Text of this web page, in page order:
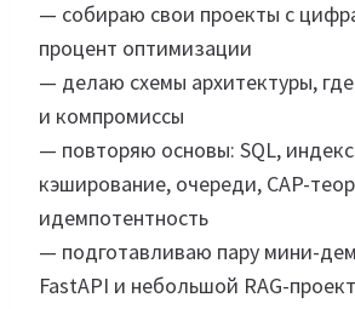
— собираю свои проекты с
процент оптимизации
— делаю схемы архитектуры,
и компромиссы
— повторяю основы: SQL,
кэширование, очереди, CAP-
идемпотентность
— подготавливаю пару мини-
FastAPI и небольшой RAG-